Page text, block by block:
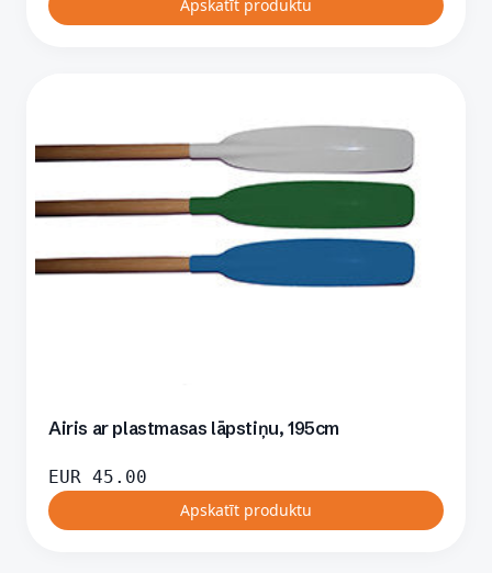
Apskatīt produktu
Airis ar plastmasas lāpstiņu, 195cm
EUR 45.00
Apskatīt produktu